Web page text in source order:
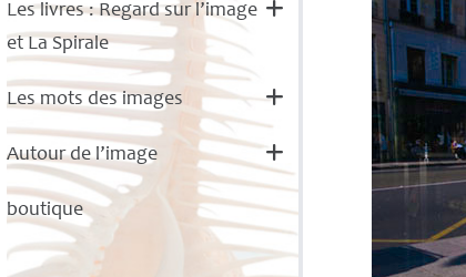
Les livres : Regard sur l’image
et La Spirale
Les mots des images
Autour de l’image
boutique